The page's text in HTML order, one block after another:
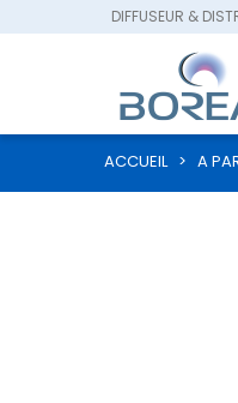
DIFFUSEUR &
ACCUEIL > A